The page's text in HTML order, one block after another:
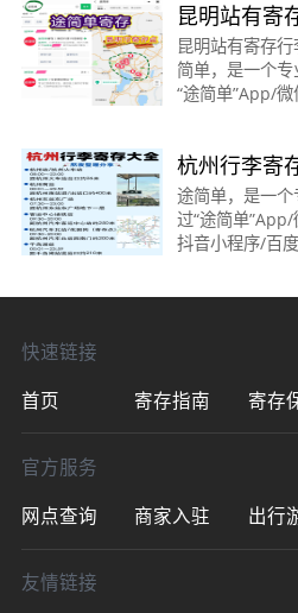
县交通不便
昆明站有寄
费多少？
昆明站有寄存
简单，是一个
“途简单”App/
23:59收费：背
杭州行李寄
的码住了！
途简单，是一
过“途简单
抖音小程序/百
快速链接
首页
寄存指南 寄存
官方服务
网点查询
商家入驻 出行
友情链接